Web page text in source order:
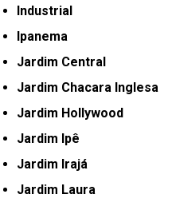
Industrial
Ipanema
Jardim Central
Jardim Chacara Inglesa
Jardim Hollywood
Jardim Ipê
Jardim Irajá
Jardim Laura